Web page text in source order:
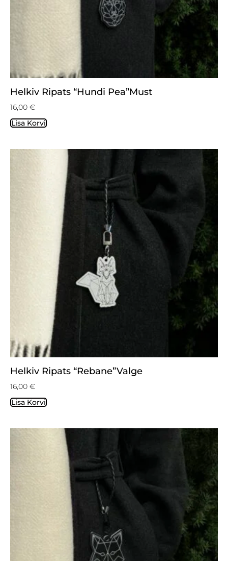
Helkiv Ripats “Hundi Pea”must
16,00 €
Lisa Korvi
Helkiv Ripats “Rebane”valge
16,00 €
Lisa Korvi